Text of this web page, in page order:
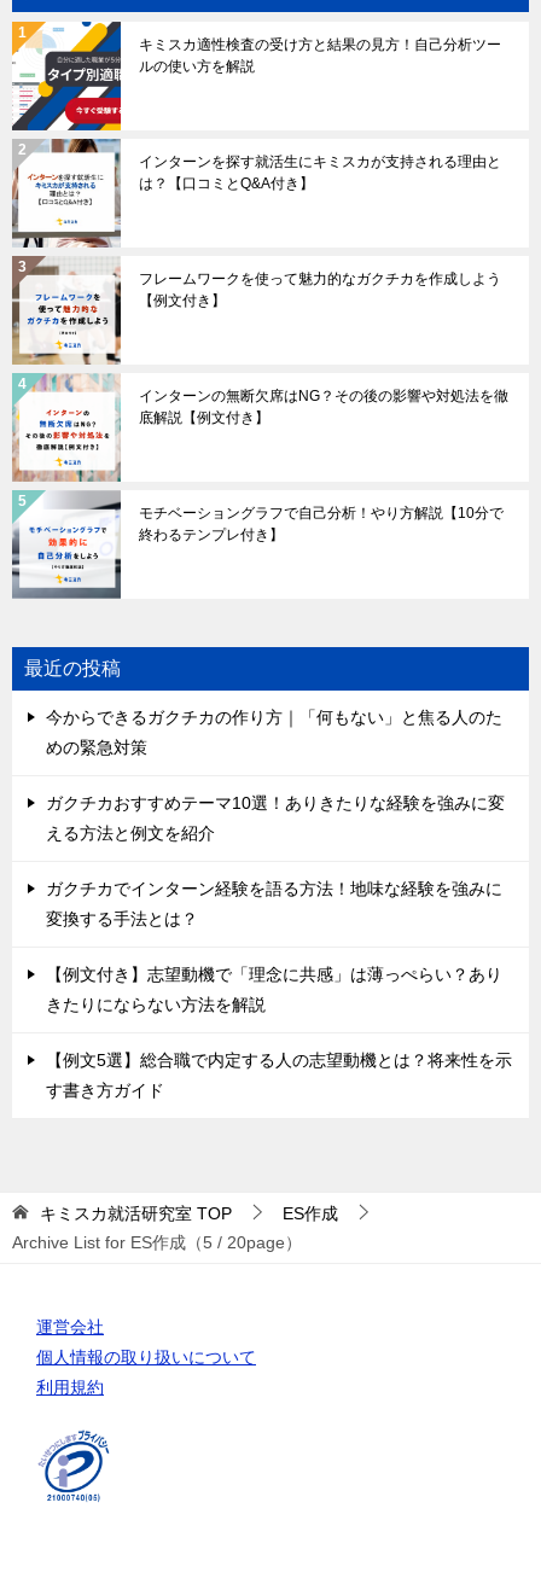
キミスカ適性検査の受け方と結果の見方！自己分析ツー
ルの使い方を解説
インターンを探す就活生にキミスカが支持される理由と
は？【口コミとQ&A付き】
フレームワークを使って魅力的なガクチカを作成しよう
【例文付き】
インターンの無断欠席はNG？その後の影響や対処法を徹
底解説【例文付き】
モチベーショングラフで自己分析！やり方解説【10分で
終わるテンプレ付き】
最近の投稿
今からできるガクチカの作り方｜「何もない」と焦る人のた
めの緊急対策
ガクチカおすすめテーマ10選！ありきたりな経験を強みに変
える方法と例文を紹介
ガクチカでインターン経験を語る方法！地味な経験を強みに
変換する手法とは？
【例文付き】志望動機で「理念に共感」は薄っぺらい？あり
きたりにならない方法を解説
【例文5選】総合職で内定する人の志望動機とは？将来性を示
す書き方ガイド
キミスカ就活研究室 TOP
ES作成
Archive List for ES作成（5 / 20page）
運営会社
個人情報の取り扱いについて
利用規約